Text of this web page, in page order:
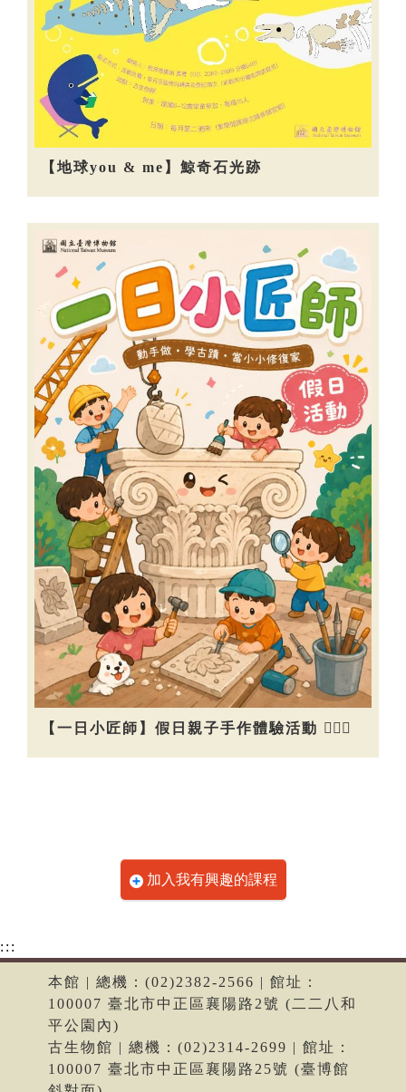
【地球you & me】鯨奇石光跡
【一日小匠師】假日親子手作體驗活動 👷🏻‍♀️
加入我有興趣的課程
:::
本館 | 總機：(02)2382-2566 | 館址：
100007 臺北市中正區襄陽路2號 (二二八和
平公園內)
古生物館 | 總機：(02)2314-2699 | 館址：
100007 臺北市中正區襄陽路25號 (臺博館